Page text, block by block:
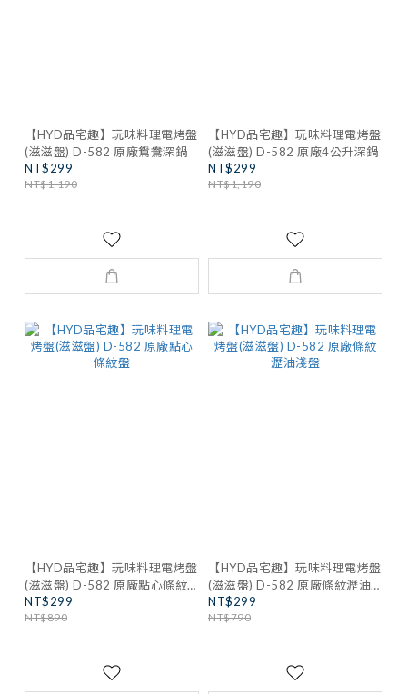
【HYD品宅趣】玩味料理電烤盤
(滋滋盤) D-582 原廠鴛鴦深鍋
NT$299
NT$1,190
【HYD品宅趣】玩味料理電烤盤
(滋滋盤) D-582 原廠4公升深鍋
NT$299
NT$1,190
【HYD品宅趣】玩味料理電烤盤
(滋滋盤) D-582 原廠點心條紋
盤
NT$299
NT$890
【HYD品宅趣】玩味料理電烤盤
(滋滋盤) D-582 原廠條紋瀝油
淺盤
NT$299
NT$790